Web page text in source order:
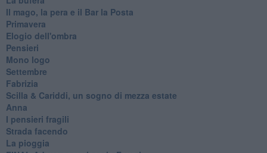
Il mago, la pera e il Bar la Posta
Primavera
Elogio dell'ombra
Pensieri
Mono logo
Settembre
Fabrizia
​Scilla & Cariddi, un sogno di mezza estate
Anna
I pensieri fragili
Strada facendo
La pioggia